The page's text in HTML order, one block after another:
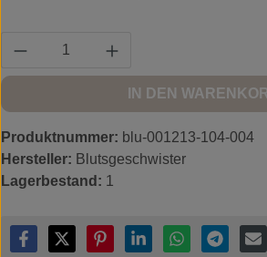
Produkt Anzahl: Gib den
IN DEN
Produktnummer: blu-001213-104-004
Hersteller: Blutsgeschwister
Lagerbestand: 1